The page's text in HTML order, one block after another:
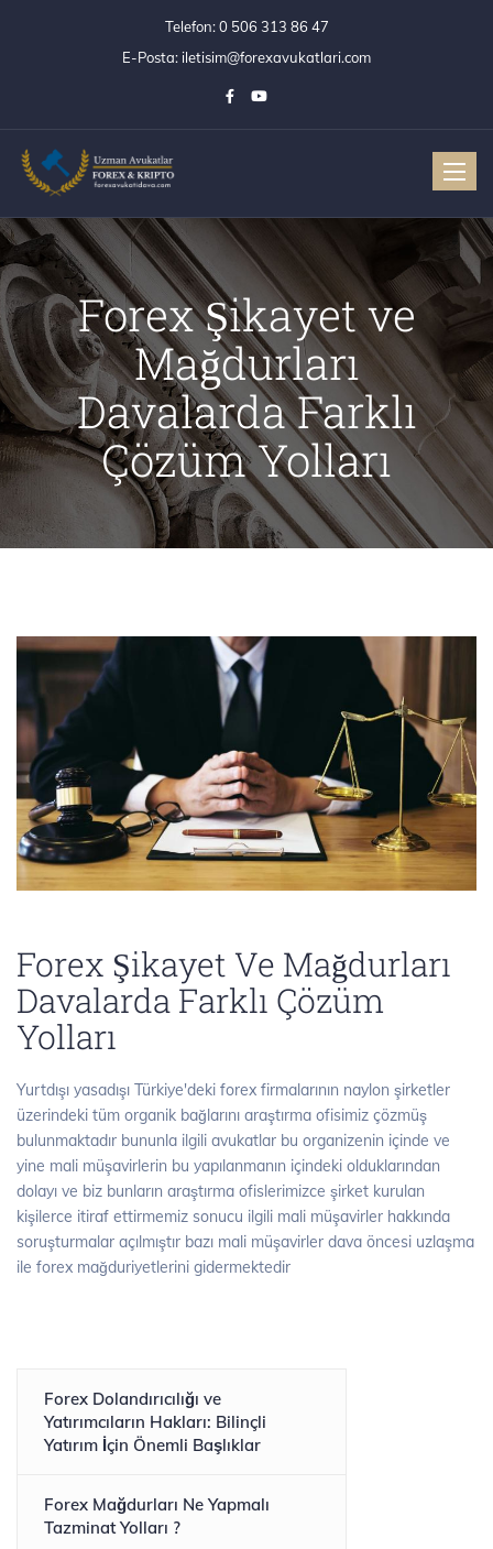
Telefon:0 506 313 86 47
E-Posta: iletisim@forexavukatlari.com
Forex Şikayet ve
Mağdurları
Davalarda Farklı
Çözüm Yolları
Forex Şikayet Ve Mağdurları
Davalarda Farklı Çözüm
Yolları
Yurtdışı yasadışı Türkiye'deki forex firmalarının naylon şirketler
üzerindeki tüm organik bağlarını araştırma ofisimiz çözmüş
bulunmaktadır bununla ilgili avukatlar bu organizenin içinde ve
yine mali müşavirlerin bu yapılanmanın içindeki olduklarından
dolayı ve biz bunların araştırma ofislerimizce şirket kurulan
kişilerce itiraf ettirmemiz sonucu ilgili mali müşavirler hakkında
soruşturmalar açılmıştır bazı mali müşavirler dava öncesi uzlaşma
ile forex mağduriyetlerini gidermektedir
Forex Dolandırıcılığı ve
Yatırımcıların Hakları: Bilinçli
Yatırım İçin Önemli Başlıklar
Forex Mağdurları Ne Yapmalı
Tazminat Yolları ?